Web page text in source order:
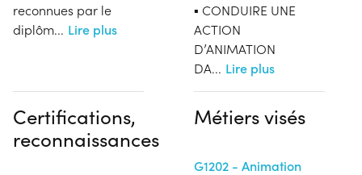
reconnues par le
diplôm... Lire plus
▪ CONDUIRE UNE
ACTION
D’ANIMATION
DA... Lire plus
Certifications,
reconnaissances
Métiers visés
G1202 - Animation